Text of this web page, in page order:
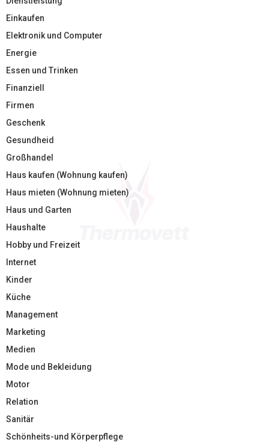
Einkaufen
Elektronik und Computer
Energie
Essen und Trinken
Finanziell
Firmen
Geschenk
Gesundheid
Großhandel
Haus kaufen (Wohnung kaufen)
Haus mieten (Wohnung mieten)
Haus und Garten
Haushalte
Hobby und Freizeit
Internet
Kinder
Küche
Management
Marketing
Medien
Mode und Bekleidung
Motor
Relation
Sanitär
Schönheits-und Körperpflege